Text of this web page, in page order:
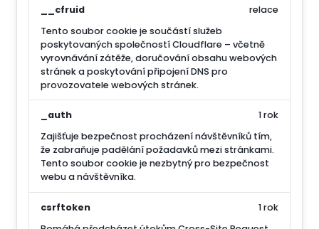
__cfruid
Tento soubor cookie je součástí služeb
poskytovaných společností Cloudflare – včetně
vyrovnávání zátěže, doručování obsahu webových
stránek a poskytování připojení DNS pro
provozovatele webových stránek.
relace
_auth
Zajišťuje bezpečnost procházení návštěvníků tím,
že zabraňuje padělání požadavků mezi stránkami.
Tento soubor cookie je nezbytný pro bezpečnost
webu a návštěvníka.
1 rok
csrftoken
1 rok